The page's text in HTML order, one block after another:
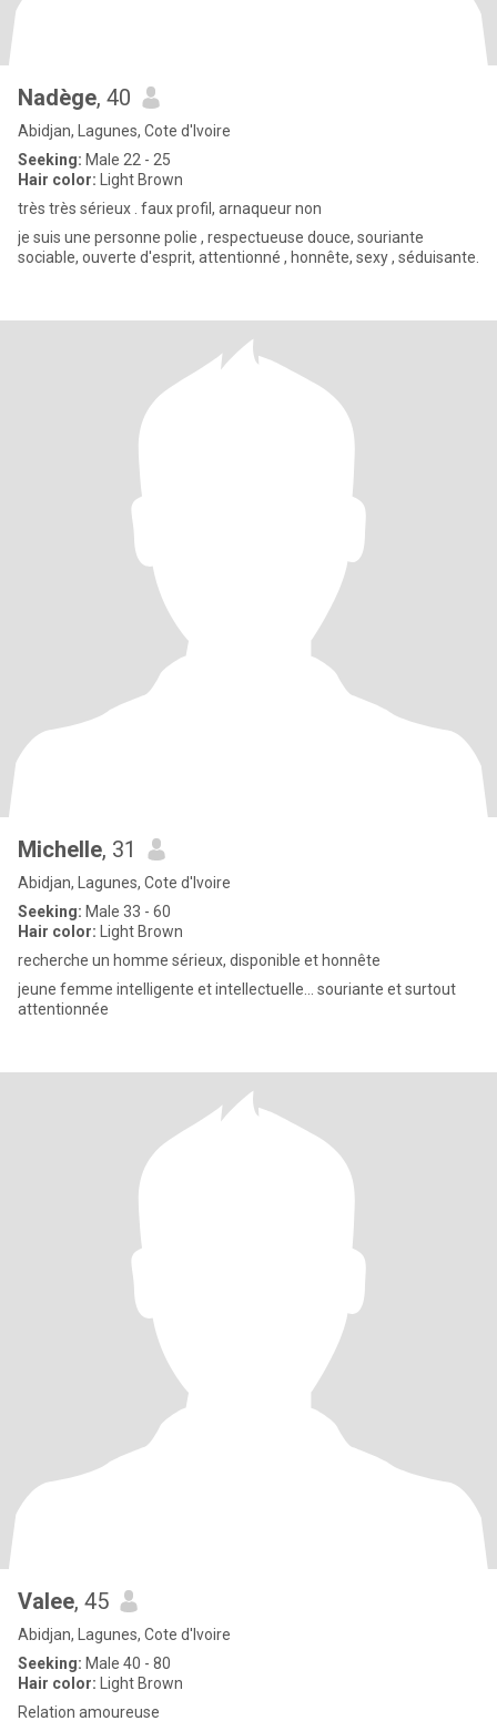
Nadège, 40
Abidjan, Lagunes, Cote d'Ivoire
Seeking: Male 22 - 25
Hair color: Light Brown
très très sérieux . faux profil, arnaqueur non
je suis une personne polie , respectueuse douce, souriante
sociable, ouverte d'esprit, attentionné , honnête, sexy , séduisante.
Michelle, 31
Abidjan, Lagunes, Cote d'Ivoire
Seeking: Male 33 - 60
Hair color: Light Brown
recherche un homme sérieux, disponible et honnête
jeune femme intelligente et intellectuelle... souriante et surtout
attentionnée
Valee, 45
Abidjan, Lagunes, Cote d'Ivoire
Seeking: Male 40 - 80
Hair color: Light Brown
Relation amoureuse